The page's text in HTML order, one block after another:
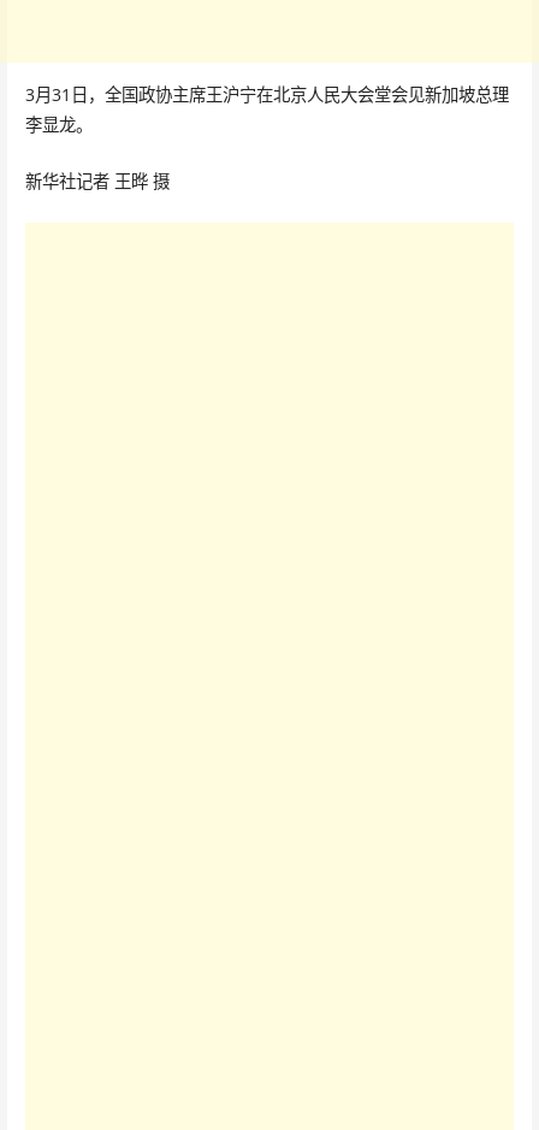
3月31日，全国政协主席王沪宁在北京人民大会堂会见新加坡总理
李显龙。
新华社记者 王晔 摄